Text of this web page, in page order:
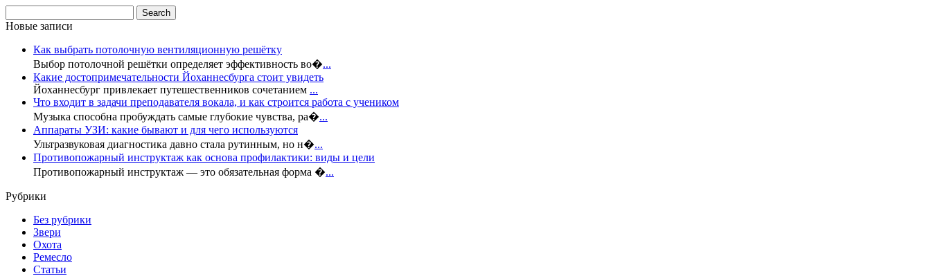
Новые записи
Как выбрать потолочную вентиляционную решётку
Выбор потолочной решётки определяет эффективность во�...
Какие достопримечательности Йоханнесбурга стоит увидеть
Йоханнесбург привлекает путешественников сочетанием ...
Что входит в задачи преподавателя вокала, и как строится работа с учеником
Музыка способна пробуждать самые глубокие чувства, ра�...
Аппараты УЗИ: какие бывают и для чего используются
Ультразвуковая диагностика давно стала рутинным, но н�...
Противопожарный инструктаж как основа профилактики: виды и цели
Противопожарный инструктаж — это обязательная форма �...
Рубрики
Без рубрики
Звери
Охота
Ремесло
Статьи